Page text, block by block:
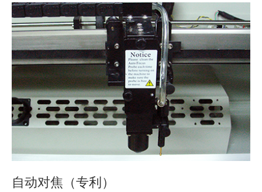
自动对焦（专利）